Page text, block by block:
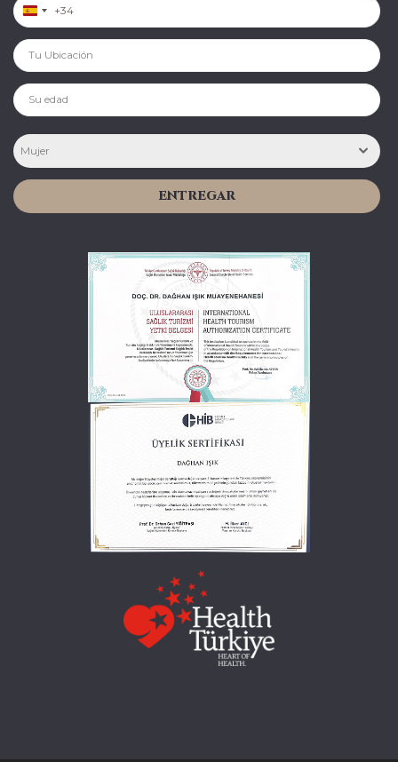
Spain +34
Mujer
ENTREGAR